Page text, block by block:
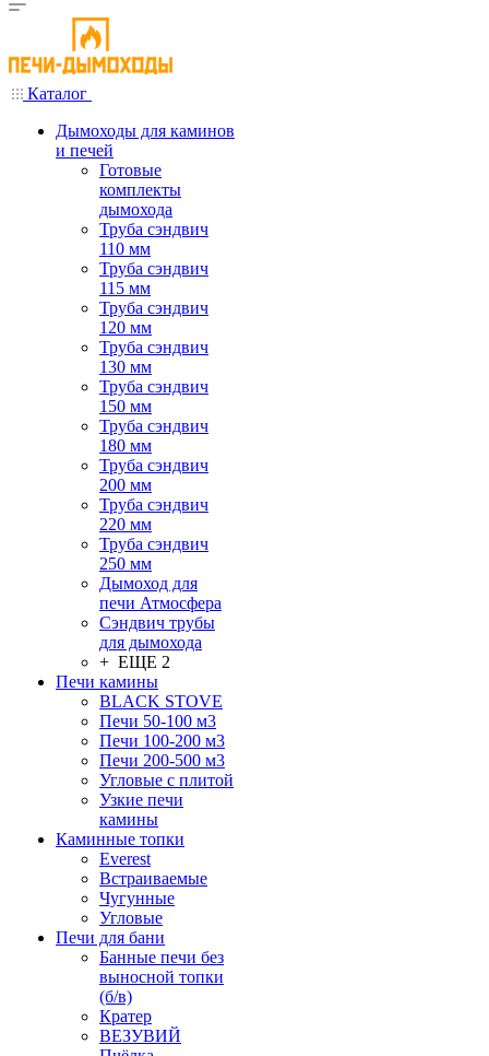
Каталог
Дымоходы для каминов
и печей
Готовые
комплекты
дымохода
Труба сэндвич
110 мм
Труба сэндвич
115 мм
Труба сэндвич
120 мм
Труба сэндвич
130 мм
Труба сэндвич
150 мм
Труба сэндвич
180 мм
Труба сэндвич
200 мм
Труба сэндвич
220 мм
Труба сэндвич
250 мм
Дымоход для
печи Атмосфера
Сэндвич трубы
для дымохода
+ ЕЩЕ 2
Печи камины
BLACK STOVE
Печи 50-100 м3
Печи 100-200 м3
Печи 200-500 м3
Угловые с плитой
Узкие печи
камины
Каминные топки
Everest
Встраиваемые
Чугунные
Угловые
Печи для бани
Банные печи без
выносной топки
(б/в)
Кратер
ВЕЗУВИЙ